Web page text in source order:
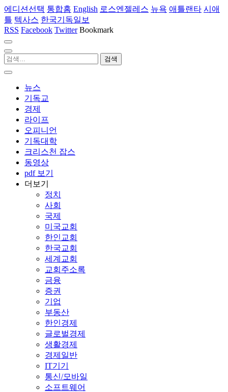
에디션선택 통합홈 English 로스엔젤레스 뉴욕 애틀랜타 시애
틀 텍사스 한국기독일보
RSS Facebook Twitter Bookmark
뉴스
기독교
경제
라이프
오피니언
기독대학
크리스천 잡스
동영상
pdf 보기
더보기
정치
사회
국제
미국교회
한인교회
한국교회
세계교회
교회주소록
금융
증권
기업
부동산
한인경제
글로벌경제
생활경제
경제일반
IT기기
통신/모바일
소프트웨어